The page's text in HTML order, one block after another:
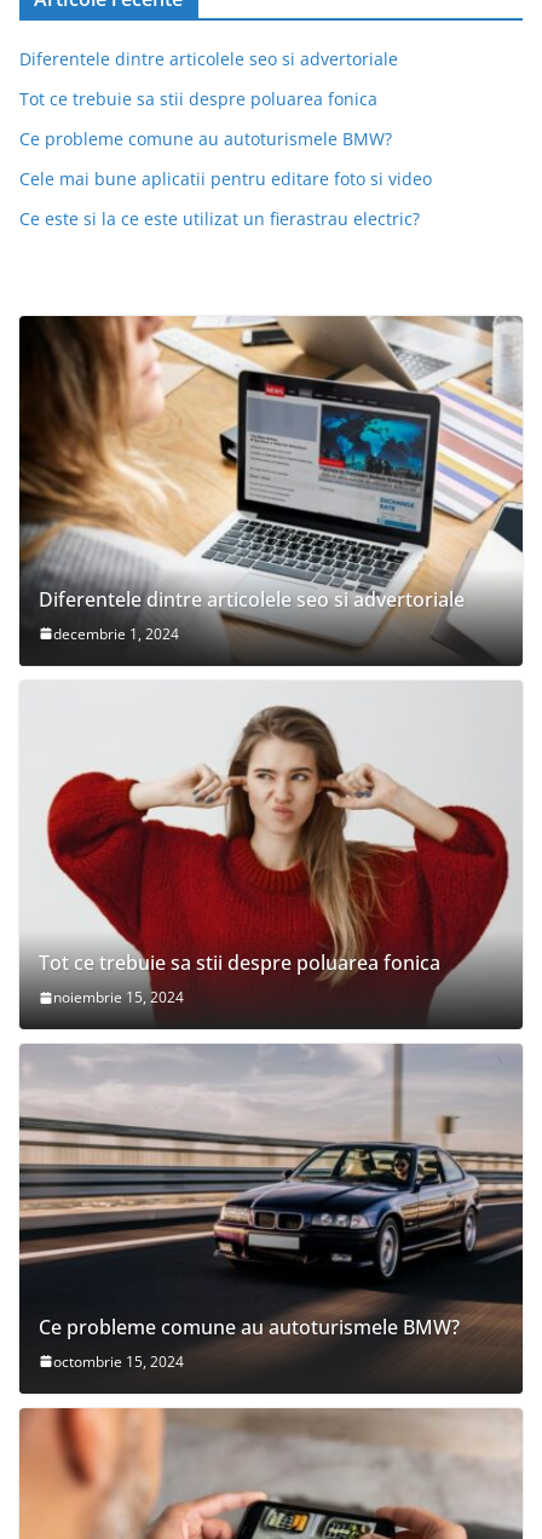
Diferentele dintre articolele seo si advertoriale
Tot ce trebuie sa stii despre poluarea fonica
Ce probleme comune au autoturismele BMW?
Cele mai bune aplicatii pentru editare foto si video
Ce este si la ce este utilizat un fierastrau electric?
Diferentele dintre articolele seo si advertoriale
decembrie 1, 2024
Tot ce trebuie sa stii despre poluarea fonica
noiembrie 15, 2024
Ce probleme comune au autoturismele BMW?
octombrie 15, 2024